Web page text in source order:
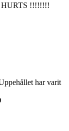
!!!!!!!!
har varit